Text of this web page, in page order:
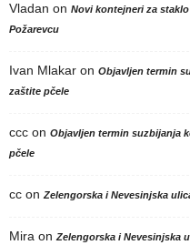
Vladan on Novi kontejneri za
Požarevcu
Ivan Mlakar on Objavljen termin
zaštite pčele
ccc on Objavljen termin suzbijanja
pčele
cc on Zelengorska i Nevesinjska
Mira on Zelengorska i Nevesinjska